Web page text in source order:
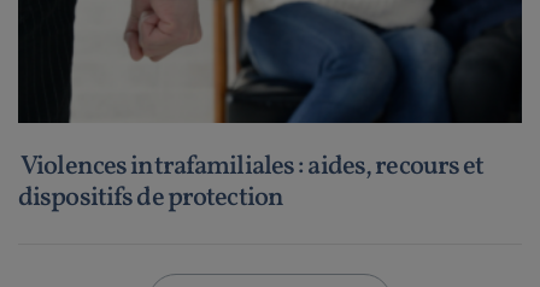
Violences intrafamiliales : aides, recours et
dispositifs de protection